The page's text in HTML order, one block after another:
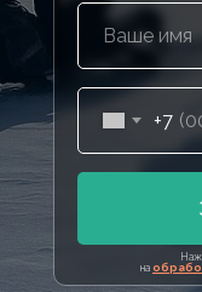
на
+7